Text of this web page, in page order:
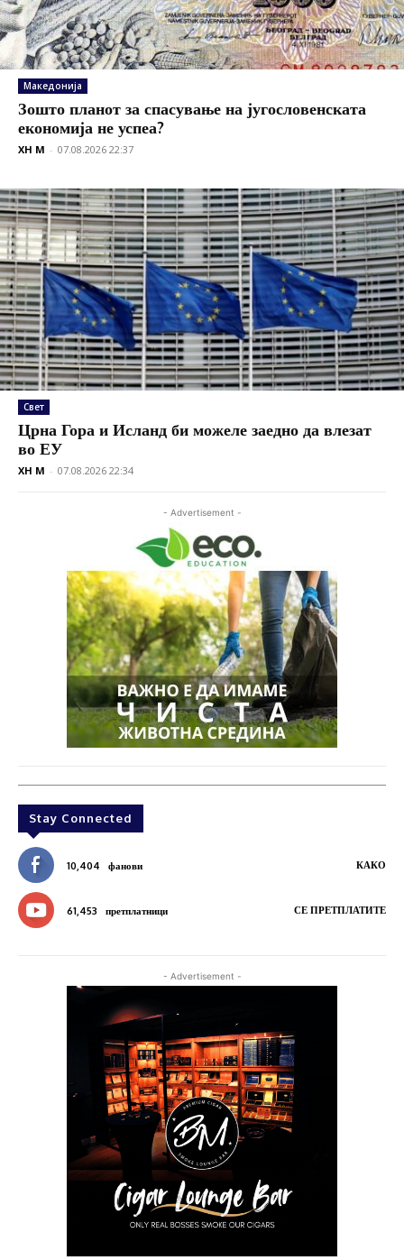
Македонија
Зошто планот за спасување на југословенската
економија не успеа?
XH M - 07.08.2026 22:37
Свет
Црна Гора и Исланд би можеле заедно да влезат
во ЕУ
XH M - 07.08.2026 22:34
- Advertisement -
Stay Connected
10,404 фанови КАКО
61,453 претплатници СЕ ПРЕТПЛАТИТЕ
- Advertisement -